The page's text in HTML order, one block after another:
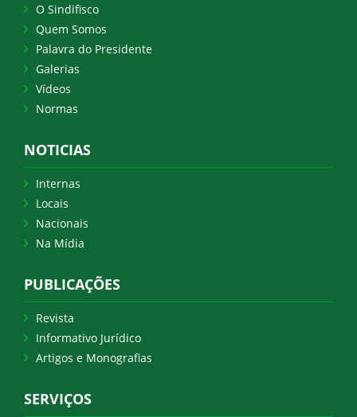
O Sindifisco
Quem Somos
Palavra do Presidente
Galerias
Vídeos
Normas
NOTICIAS
Internas
Locais
Nacionais
Na Mídia
PUBLICAÇÕES
Revista
Informativo Jurídico
Artigos e Monografias
SERVIÇOS